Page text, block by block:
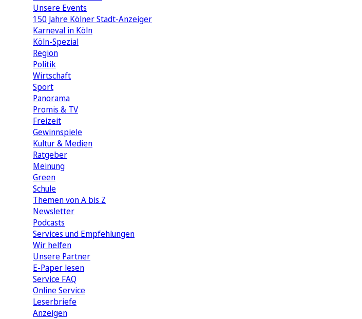
Unsere Events
150 Jahre Kölner Stadt-Anzeiger
Karneval in Köln
Köln-Spezial
Region
Politik
Wirtschaft
Sport
Panorama
Promis & TV
Freizeit
Gewinnspiele
Kultur & Medien
Ratgeber
Meinung
Green
Schule
Themen von A bis Z
Newsletter
Podcasts
Services und Empfehlungen
Wir helfen
Unsere Partner
E-Paper lesen
Service FAQ
Online Service
Leserbriefe
Anzeigen